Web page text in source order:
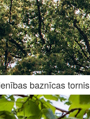
baznīcas tornis